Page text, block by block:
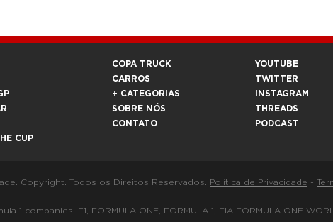
CUP
COPA TRUCK
CARROS
+ CATEGORIAS
SOBRE NÓS
CONTATO
YOUTUBE
TWITTER
INSTAGRAM
THREADS
PODCAST
Copyright. Todos os Direitos Reservados. Política de Privacidade -
F1, FORMULA ONE, FORMULA 1, FIA FORMULA ONE